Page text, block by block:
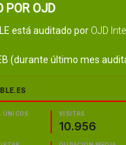
POR OJD
está auditado por OJD
(durante último mes